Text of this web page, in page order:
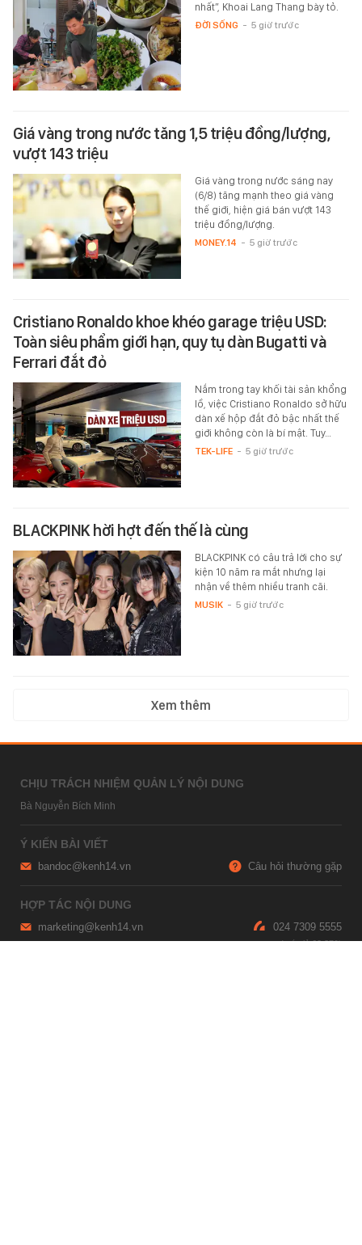
nhất”, Khoai Lang Thang bày tỏ.
ĐỜI SỐNG - 5 giờ trước
Giá vàng trong nước tăng 1,5 triệu đồng/lượng,
vượt 143 triệu
Giá vàng trong nước sáng nay
(6/8) tăng mạnh theo giá vàng
thế giới, hiện giá bán vượt 143
triệu đồng/lượng.
MONEY.14 - 5 giờ trước
Cristiano Ronaldo khoe khéo garage triệu USD:
Toàn siêu phẩm giới hạn, quy tụ dàn Bugatti và
Ferrari đắt đỏ
Nắm trong tay khối tài sản khổng
lồ, việc Cristiano Ronaldo sở hữu
dàn xế hộp đắt đỏ bậc nhất thế
giới không còn là bí mật. Tuy…
TEK-LIFE - 5 giờ trước
BLACKPINK hời hợt đến thế là cùng
BLACKPINK có câu trả lời cho sự
kiện 10 năm ra mắt nhưng lại
nhận về thêm nhiều tranh cãi.
MUSIK - 5 giờ trước
Xem thêm
CHỊU TRÁCH NHIỆM QUẢN LÝ NỘI DUNG
Bà Nguyễn Bích Minh
Ý KIẾN BÀI VIẾT
bandoc@kenh14.vn Câu hỏi thường gặp
HỢP TÁC NỘI DUNG
marketing@kenh14.vn 024 7309 5555